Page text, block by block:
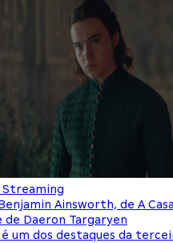
Streaming
Ainsworth, de A
de Daeron Targaryen
um dos destaques da